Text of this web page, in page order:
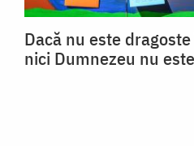
Dacă nu este
nici Dumnezeu nu